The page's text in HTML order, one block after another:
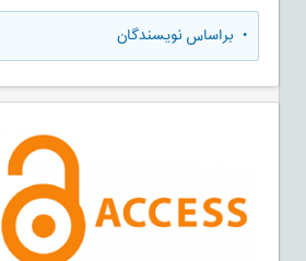
• براساس نویسندگان